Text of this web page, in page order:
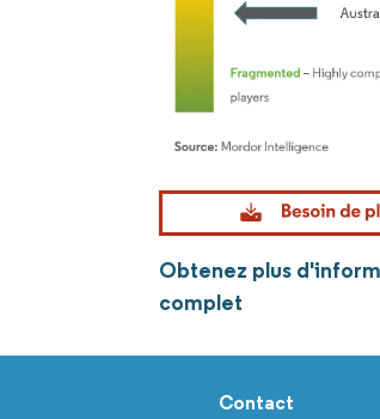
Obtenez plus
complet
Contact